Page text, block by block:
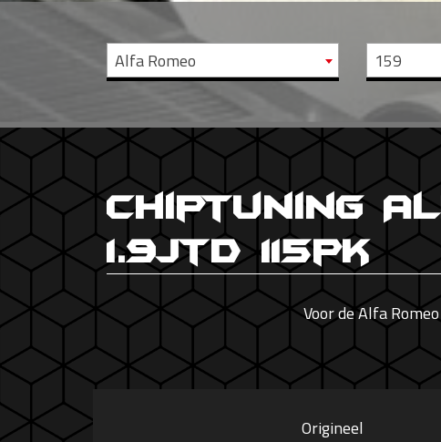
Alfa Romeo 159
Chiptuning
1.9Jtd 115pk
Voor de Alfa
Origineel